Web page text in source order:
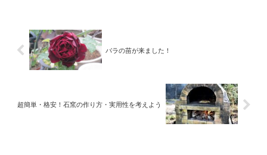
バラの苗が来ました！
超簡単・格安！石窯の作り方・実用性を考えよう